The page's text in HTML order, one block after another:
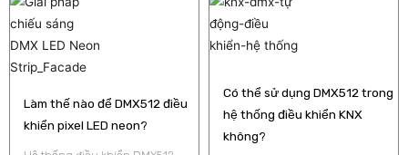
Làm thế nào để DMX512 điều
khiển pixel LED neon?
Có thể sử dụng DMX512 trong
hệ thống điều khiển KNX
không?